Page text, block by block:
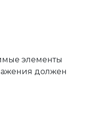
элементы
должен